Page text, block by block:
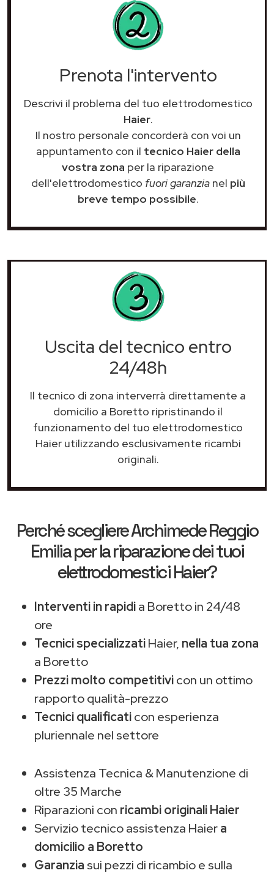
Prenota l'intervento
Descrivi il problema del tuo elettrodomestico
Haier.
Il nostro personale concorderà con voi un
appuntamento con il tecnico Haier della
vostra zona per la riparazione
dell'elettrodomestico fuori garanzianel più
breve tempo possibile.
Uscita del tecnico entro
24/48h
Il tecnico di zona interverrà direttamente a
domicilio a Boretto ripristinando il
funzionamento del tuo elettrodomestico
Haier utilizzando esclusivamente ricambi
originali.
Perché scegliereArchimede Reggio
Emiliaper la riparazione dei tuoi
elettrodomestici Haier?
Interventi in rapidia Boretto in 24/48
ore
Tecnici specializzatiHaier, nella tua zona
a Boretto
Prezzi molto competitivicon un ottimo
rapporto qualità-prezzo
Tecnici qualificaticon esperienza
pluriennale nel settore
Assistenza Tecnica & Manutenzione di
oltre 35 Marche
Riparazioni con ricambi originali Haier
Servizio tecnico assistenza Haiera
domicilio a Boretto
Garanzia sui pezzi di ricambio e sulla